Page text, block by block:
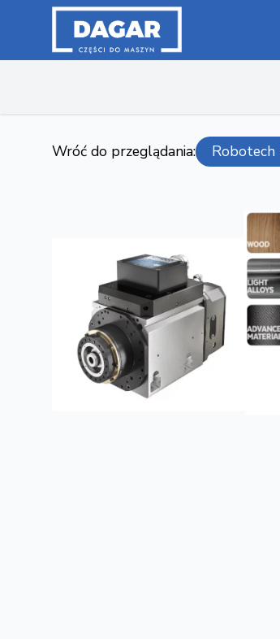
Wróć do przeglądania: Robotech